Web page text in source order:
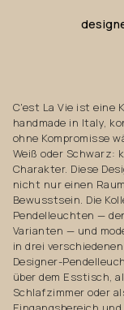
C'est La Vie ist eine
handmade in Italy,
ohne Kompromisse
Weiß oder Schwarz:
Charakter. Diese
nicht nur einen
Bewusstsein. Die
Pendelleuchten —
Varianten — und
in drei
Designer-
über dem Esstisch,
Schlafzimmer oder